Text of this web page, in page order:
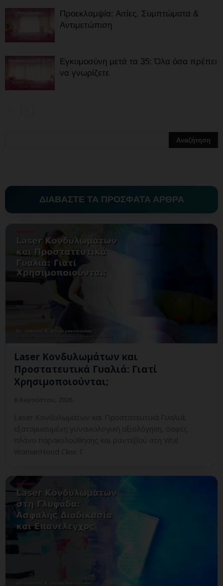
Προεκλαμψία: Αιτίες, Συμπτώματα &
Αντιμετώπιση
Εγκυμοσύνη μετά τα 35: Όλα όσα πρέπει
να γνωρίζετε
ΔΙΑΒΑΣΤΕ ΤΑ ΠΡΟΣΦΑΤΑ ΑΡΘΡΑ
Laser Κονδυλωμάτων και
Προστατευτικά Γυαλιά: Γιατί
Χρησιμοποιούνται;
Laser Κονδυλωμάτων και Προστατευτικά Γυαλιά:
εξατομικευμένη γυναικολογική αξιολόγηση, σαφές
πλάνο παρακολούθησης και ραντεβού στη Vital
WomanHood Clinic Γ